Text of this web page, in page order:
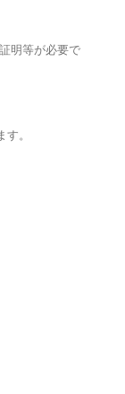
明等が必要で
。